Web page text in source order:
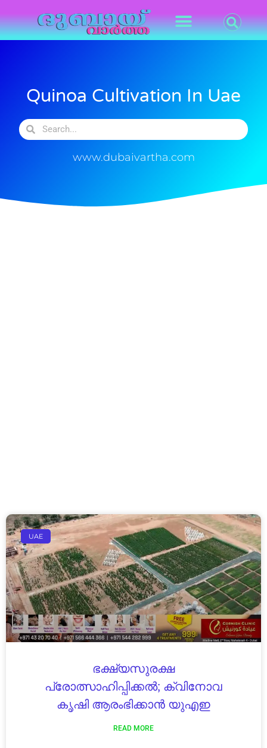
Quinoa Cultivation In Uae
www.dubaivartha.com
UAE
ഭക്ഷ്യസുരക്ഷ
പ്രോത്സാഹിപ്പിക്കൽ; ക്വിനോവ
കൃഷി ആരംഭിക്കാൻ യുഎഇ
READ MORE